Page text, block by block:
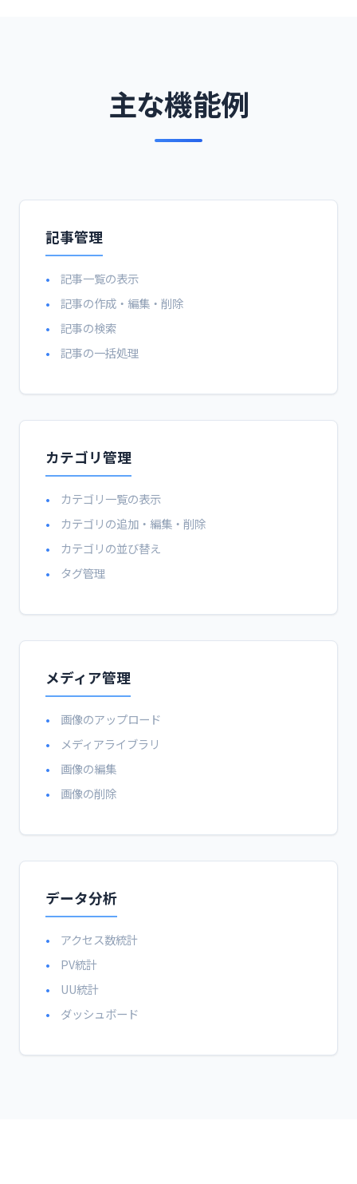
主な機能例
記事管理
記事一覧の表示
記事の作成・編集・削除
記事の検索
記事の一括処理
カテゴリ管理
カテゴリ一覧の表示
カテゴリの追加・編集・削除
カテゴリの並び替え
タグ管理
メディア管理
画像のアップロード
メディアライブラリ
画像の編集
画像の削除
データ分析
アクセス数統計
PV統計
UU統計
ダッシュボード